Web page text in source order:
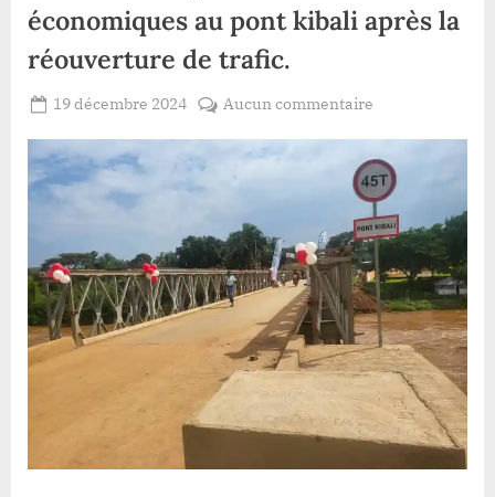
économiques au pont kibali après la
réouverture de trafic.
Posted
19 décembre 2024
ROMEO
Aucun commentaire
:
la
société
civile
du
Congo
dénonce
la
tracasserie
dont
sont
victimes